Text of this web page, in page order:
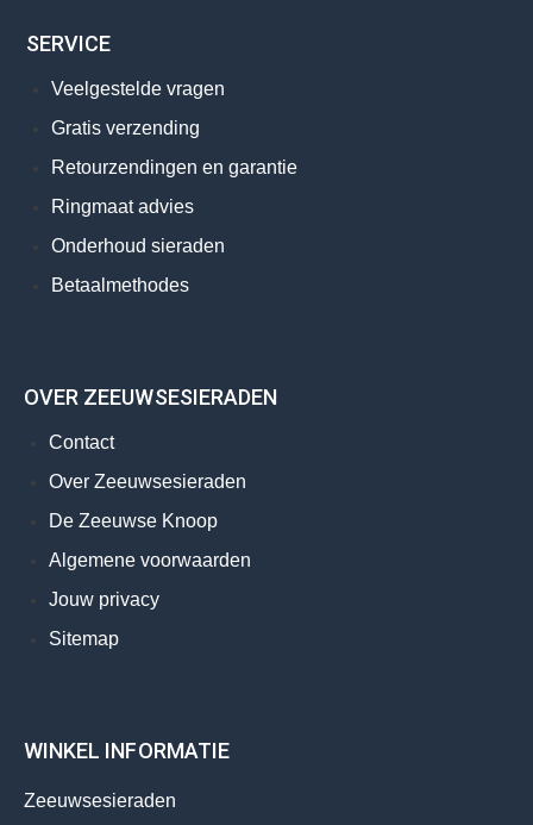
SERVICE
Veelgestelde vragen
Gratis verzending
Retourzendingen en garantie
Ringmaat advies
Onderhoud sieraden
Betaalmethodes
OVER ZEEUWSESIERADEN
Contact
Over Zeeuwsesieraden
De Zeeuwse Knoop
Algemene voorwaarden
Jouw privacy
Sitemap
WINKEL INFORMATIE
Zeeuwsesieraden